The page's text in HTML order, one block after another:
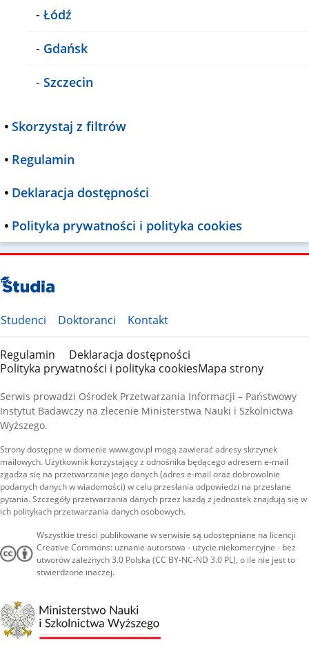
- Łódź
- Gdańsk
- Szczecin
• Skorzystaj z filtrów
• Regulamin
• Deklaracja dostępności
• Polityka prywatności i polityka cookies
Studenci Doktoranci Kontakt
Regulamin
Deklaracja dostępności
Polityka prywatności i polityka cookiesMapa strony
Serwis prowadzi Ośrodek Przetwarzania Informacji – Państwowy
Instytut Badawczy na zlecenie Ministerstwa Nauki i Szkolnictwa
Wyższego.
Strony dostępne w domenie www.gov.pl mogą zawierać adresy skrzynek
mailowych. Użytkownik korzystający z odnośnika będącego adresem e-mail
zgadza się na przetwarzanie jego danych (adres e-mail oraz dobrowolnie
podanych danych w wiadomości) w celu przesłania odpowiedzi na przesłane
pytania. Szczegóły przetwarzania danych przez każdą z jednostek znajdują się w
ich politykach przetwarzania danych osobowych.
Wszystkie treści publikowane w serwisie są udostępniane na licencji
Creative Commons: uznanie autorstwa - użycie niekomercyjne - bez
utworów zależnych 3.0 Polska (CC BY-NC-ND 3.0 PL), o ile nie jest to
stwierdzone inaczej.